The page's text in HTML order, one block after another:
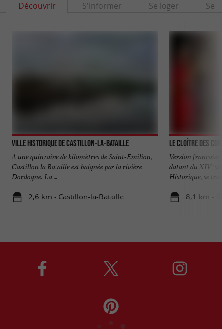
Découvrir S'informer Se loger Se
Ville historique de Castillon-la-Bataille
A une quinzaine de kilomètres de Saint-Emilion,
Castillon la Bataille est baignée par la rivière
Dordogne. La ...
2,6 km - Castillon-la-Bataille
Le Cloître des
Version
datant du XIVᵉ
Historique, se
8,1 km -